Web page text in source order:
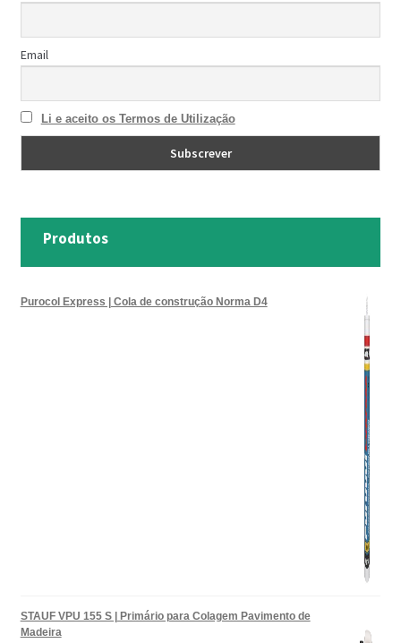
Email
Li e aceito os Termos de Utilização
Produtos
Purocol Express | Cola de construção Norma D4
STAUF VPU 155 S | Primário para Colagem Pavimento de
Madeira